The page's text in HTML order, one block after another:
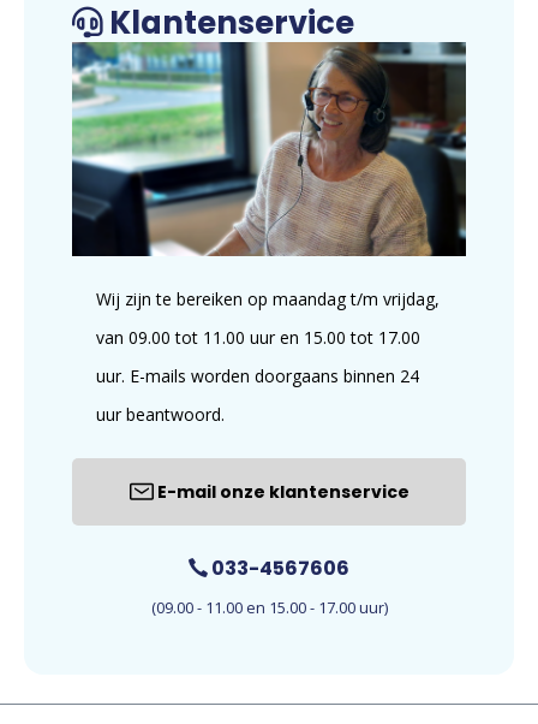
Klantenservice
Wij zijn te bereiken op maandag t/m vrijdag,
van 09.00 tot 11.00 uur en 15.00 tot 17.00
uur. E-mails worden doorgaans binnen 24
uur beantwoord.
E-mail onze klantenservice
033-4567606
(09.00 - 11.00 en 15.00 - 17.00 uur)